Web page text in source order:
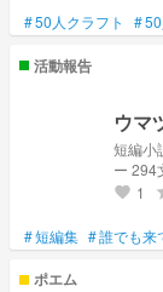
#50人クラフト #
活動報告
ウマ
短編小
ー 294
favorite 1
#短編集 #誰でも
ポエム